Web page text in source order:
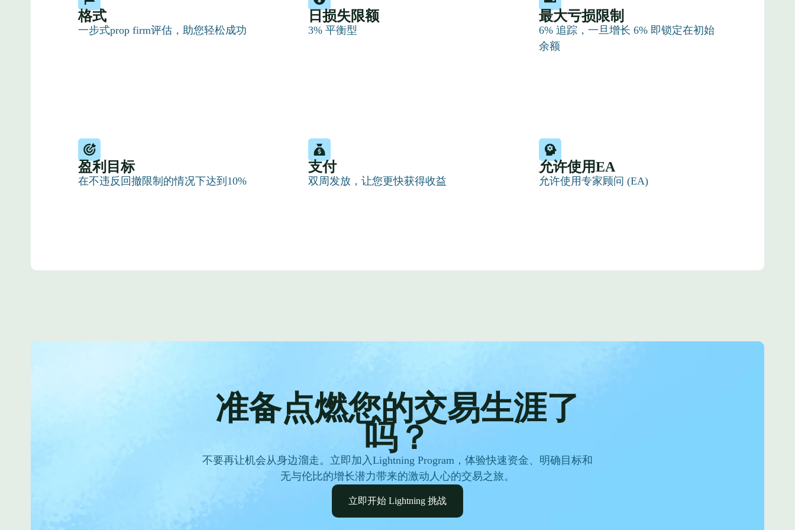
格式
一步式prop firm评估，助您轻松成功
日损失限额
3% 平衡型
最大亏损限制
6% 追踪，一旦增长 6% 即锁定在初始
余额
盈利目标
在不违反回撤限制的情况下达到10%
支付
双周发放，让您更快获得收益
允许使用EA
允许使用专家顾问 (EA)
准备点燃您的交易生涯了
吗？
不要再让机会从身边溜走。立即加入Lightning Program，体验快速资金、明确目标和
无与伦比的增长潜力带来的激动人心的交易之旅。
立即开始 Lightning 挑战